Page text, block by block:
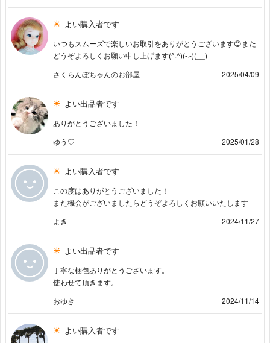
よい購入者です
いつもスムーズで楽しいお取引をありがとうございます😊また
どうぞよろしくお願い申し上げます(^.^)(-.-)(__)
さくらんぼちゃんのお部屋
2025/04/09
よい出品者です
ありがとうございました！
ゆう♡
2025/01/28
よい購入者です
この度はありがとうございました！
また機会がございましたらどうぞよろしくお願いいたします
よき
2024/11/27
よい出品者です
丁寧な梱包ありがとうございます。
使わせて頂きます。
おゆき
2024/11/14
よい購入者です